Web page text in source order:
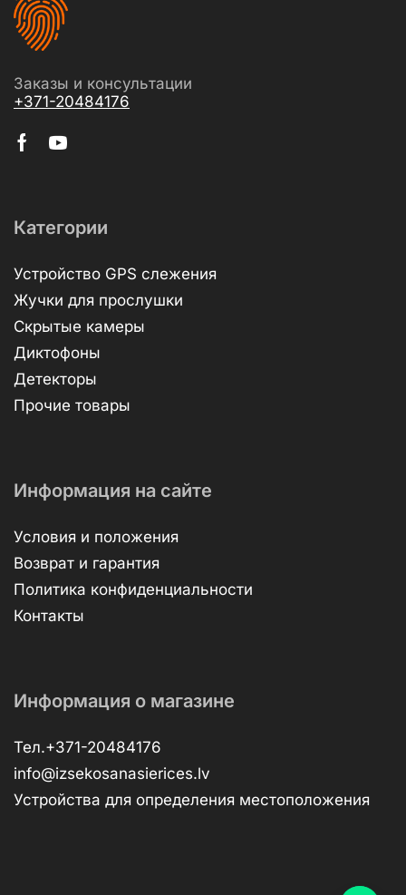
Заказы и консультации
+371-20484176
Категории
Устройство GPS слежения
Жучки для прослушки
Скрытые камеры
Диктофоны
Детекторы
Прочие товары
Информация на сайте
Условия и положения
Возврат и гарантия
Политика конфиденциальности
Контакты
Информация о магазине
Тел.+371-20484176
info@izsekosanasierices.lv
Устройства для определения местоположения